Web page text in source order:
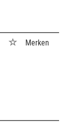
Merken